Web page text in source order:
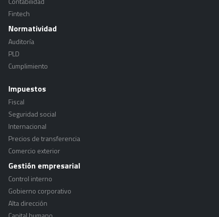
Fintech
Normatividad
Auditoría
PLD
Cumplimiento
Impuestos
Fiscal
Seguridad social
Internacional
Precios de transferencia
Comercio exterior
Gestión empresarial
Control interno
Gobierno corporativo
Alta dirección